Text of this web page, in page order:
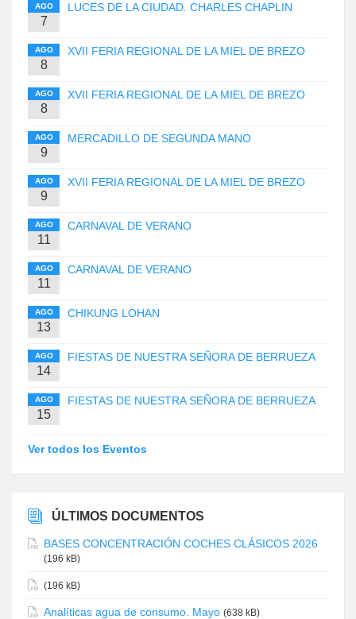
AGO
7
LUCES DE LA CIUDAD. CHARLES CHAPLIN
AGO
8
XVII FERIA REGIONAL DE LA MIEL DE BREZO
AGO
8
XVII FERIA REGIONAL DE LA MIEL DE BREZO
AGO
9
MERCADILLO DE SEGUNDA MANO
AGO
9
XVII FERIA REGIONAL DE LA MIEL DE BREZO
AGO
11
CARNAVAL DE VERANO
AGO
11
CARNAVAL DE VERANO
AGO
13
CHIKUNG LOHAN
AGO
14
FIESTAS DE NUESTRA SEÑORA DE BERRUEZA
AGO
15
FIESTAS DE NUESTRA SEÑORA DE BERRUEZA
Ver todos los Eventos
ÚLTIMOS DOCUMENTOS
BASES CONCENTRACIÓN COCHES CLÁSICOS 2026
(196 kB)
(196 kB)
Analíticas agua de consumo. Mayo (638 kB)